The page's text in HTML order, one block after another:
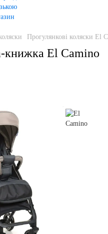
Прогулянкові коляски El
книжка El Camino